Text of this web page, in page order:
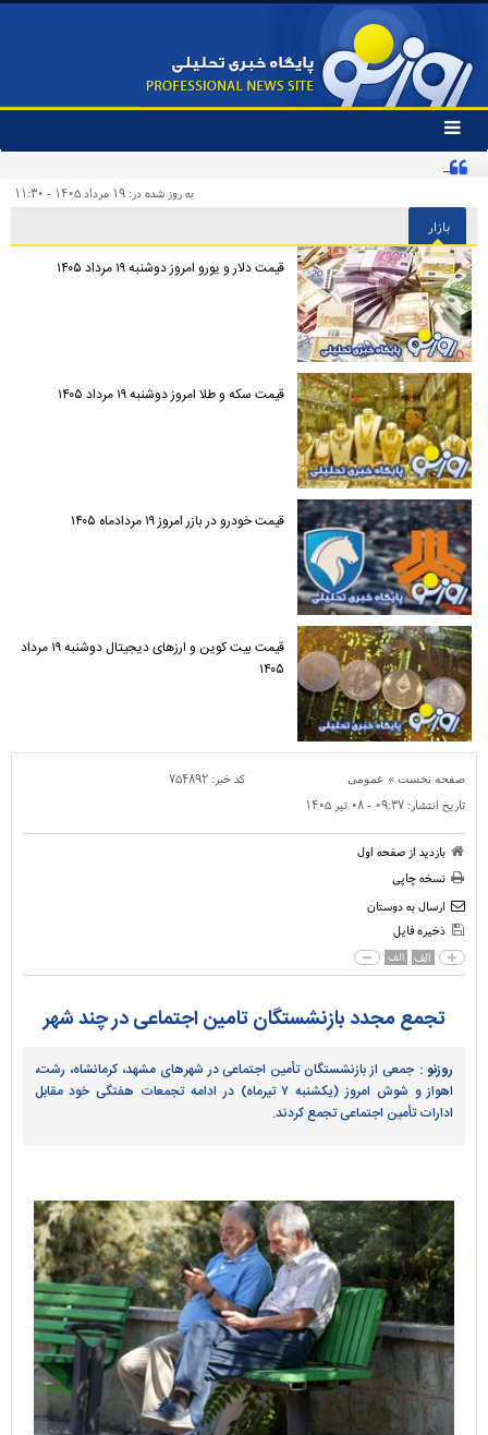
تغییر
وضعیت
منوی
ها
به روز شده در: ۱۹ مرداد ۱۴۰۵ - ۱۱:۳۰
بازار
قیمت دلار و یورو امروز دوشنبه ۱۹ مرداد ۱۴۰۵
قیمت سکه و طلا امروز دوشنبه ۱۹ مرداد ۱۴۰۵
قیمت خودرو در بازر امروز ۱۹ مردادماه ۱۴۰۵
قیمت بیت کوین و ارز‌های دیجیتال دوشنبه ۱۹ مرداد
۱۴۰۵
صفحه نخست » عمومی کد خبر: ۷۵۴۸۹۲
تاریخ انتشار: ۰۹:۳۷ - ۰۸ تير ۱۴۰۵
بازدید از صفحه اول
نسخه چاپی
ارسال به دوستان
ذخیره فایل
الف الف
تجمع مجدد بازنشستگان تامین اجتماعی در چند شهر
روزنو : جمعی از بازنشستگان تأمین اجتماعی در شهر‌های مشهد، کرمانشاه، رشت،
اهواز و شوش امروز (یکشنبه ۷ تیرماه) در ادامه تجمعات هفتگی خود مقابل
ادارات تأمین اجتماعی تجمع کردند.